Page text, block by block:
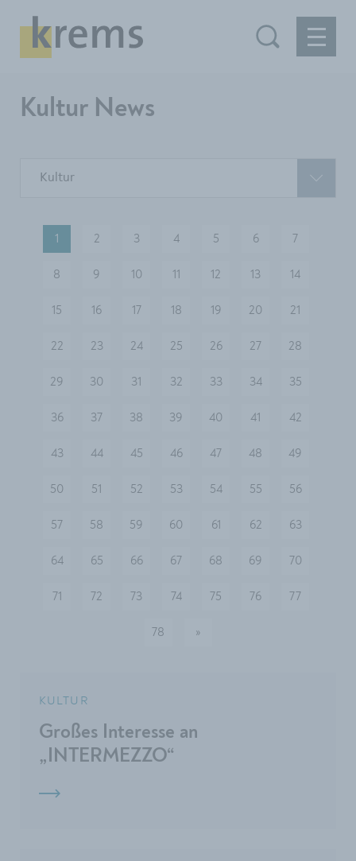
Kultur News
Kultur
1 2 3 4 5 6 7
8 9 10 11 12 13 14
15 16 17 18 19 20 21
22 23 24 25 26 27 28
29 30 31 32 33 34 35
36 37 38 39 40 41 42
43 44 45 46 47 48 49
50 51 52 53 54 55 56
57 58 59 60 61 62 63
64 65 66 67 68 69 70
71 72 73 74 75 76 77
78 »
KULTUR
Großes Interesse an
„INTERMEZZO“